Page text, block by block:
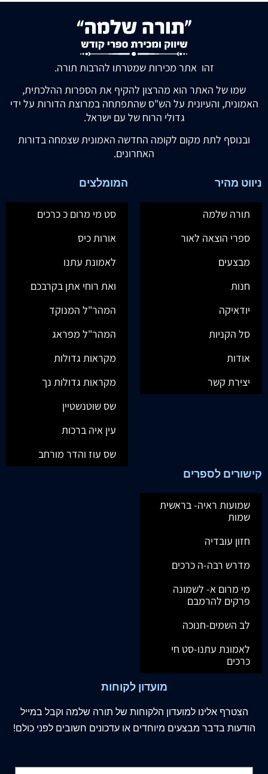
זהו אתר מכירות שמטרתו להרבות תורה.
שמו של האתר הוא מהרצון להקיף את הספרות ההלכתית,
האמונית, והעיונית על הש"ס שהתפתחה במרוצת הדורות על ידי
גדולי הרוח של עם ישראל.
ובנוסף לתת מקום לקומה החדשה האמונית שצמחה בדורות
האחרונים.
ניווט מהיר
תורה שלמה
ספרי הוצאה לאור
מבצעים
חנות
יודאיקה
סל הקניות
אודות
יצירת קשר
המומלצים
סט מי מרום כ כרכים
אורות כיס
לאמונת עתנו
ואת רוחי אתן בקרבכם
המהר"ל המנוקד
המהר"ל מפראג
מקראות גדולות
מקראות גדולות נך
שס שוטנשטיין
עין איה ברכות
שס עוז והדר מורחב
קישורים לספרים
שמועות ראיה- בראשית
שמות
חזון עובדיה
מדרש רבה-ה כרכים
מי מרום א- לשמונה
פרקים להרמבם
לב השמים-חנוכה
לאמונת עתנו-סט חי
כרכים
מועדון לקוחות
הצטרף אלינו למועדון הלקוחות של תורה שלמה וקבל במייל
הודעות בדבר מבצעים מיוחדים או עדכונים חשובים לפני כולם!